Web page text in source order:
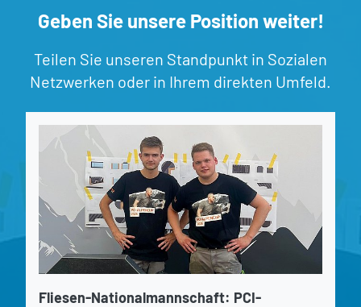
Geben Sie unsere Position weiter!
Teilen Sie unseren Standpunkt in Sozialen
Netzwerken oder in Ihrem direkten Umfeld.
Fliesen-Nationalmannschaft: PCI-